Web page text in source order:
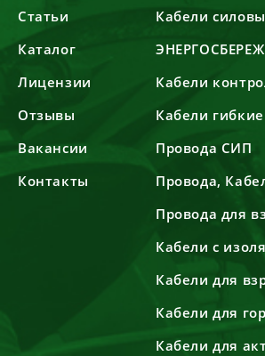
Статьи
Каталог
Лицензии
Отзывы
Вакансии
Контакты
Кабели
Кабели
Кабели гибкие
Провода СИП
Провода,
Провода для
Кабели с
Кабели для
Кабели для
Кабели для